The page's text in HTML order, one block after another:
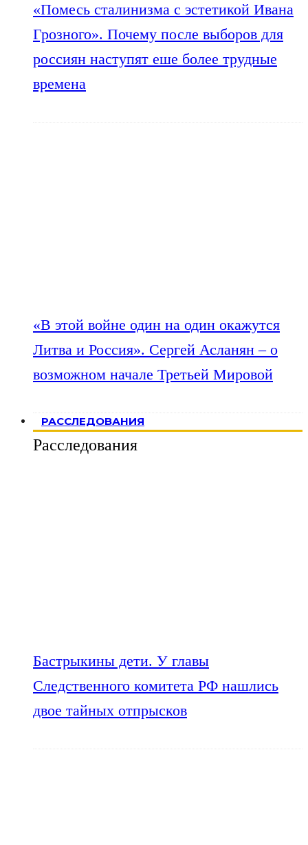
«Помесь сталинизма с эстетикой Ивана
Грозного». Почему после выборов для
россиян наступят еше более трудные
времена
«В этой войне один на один окажутся
Литва и Россия». Сергей Асланян – о
возможном начале Третьей Мировой
РАССЛЕДОВАНИЯ
Расследования
Бастрыкины дети. У главы
Следственного комитета РФ нашлись
двое тайных отпрысков